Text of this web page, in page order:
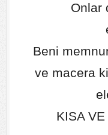
Onlar
Beni
ve macera
KISA